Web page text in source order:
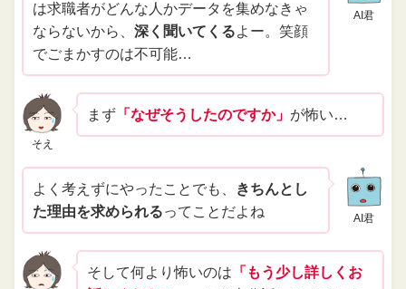
AI君
は求職者がどんな人かデータを集めなきゃ
ならないから、深く聞いてくるよー。笑顔
でごまかすのは不可能…
そえ
まず 「なぜそうしたのですか」 が怖い…
AI君
よく考えずにやったことでも、
きちんとし
た理由を求められるってことだよね
そして何より怖いのは 「もう少し詳しくお